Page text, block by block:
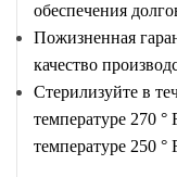
обеспечения
Пожизненная
качество
Стерилизуйте в
температуре 270
температуре 250 °